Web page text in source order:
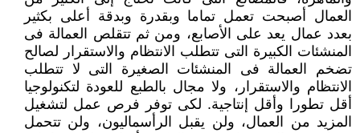
العمال أصبحت تعمل تماما وبقدرة وبدقة أعلى بكثير
بعدد عمال يعد على الأصابع، ومن ثم تتقلص العمالة فى
المنشئات الكبيرة التى تتطلب الانتظام والاستقرار لصالح
تضخم العمالة فى المنشئات الصغيرة التى لا تتطلب
الانتظام والاستقرار، ولا مجال بالطبع للعودة لتكنولوجيا
أقل تطورا وأقل إنتاجية. لكى توفر فرص عمل لتشغيل
المزيد من العمال، ولن يقبل الرأسماليون، ولن تتحمل